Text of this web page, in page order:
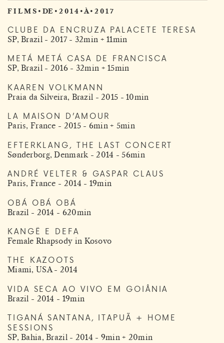
F I L M S • DE • 2 0 1 4 • À • 2 0 1 7
CLUBE DA ENCRUZA PALACETE TERESA
SP, Brazil - 2017 - 32min + 11min
METÁ METÁ CASA DE FRANCISCA
SP, Brazil - 2016 - 32min + 15min
KAAREN VOLKMANN
Praia da Silveira, Brazil - 2015 - 10min
LA MAISON D’AMOUR
Paris, France - 2015 - 6min + 5min
EFTERKLANG, THE LAST CONCERT
Sønderborg, Denmark - 2014 - 56min
ANDRÉ VELTER & GASPAR CLAUS
Paris, France - 2014 - 19min
OBÁ OBÁ OBÁ
Brazil - 2014 - 620min
KANGË E DEFA
Female Rhapsody in Kosovo
THE KAZOOTS
Miami, USA - 2014
VIDA SECA AO VIVO EM GOIÂNIA
Brazil - 2014 - 19min
TIGANÁ SANTANA, ITAPUÃ + HOME
SESSIONS
SP, Bahia, Brazil - 2014 - 9min + 20min